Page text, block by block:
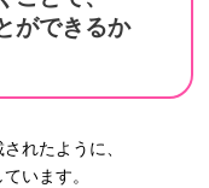
ができるか
れたように、
います。